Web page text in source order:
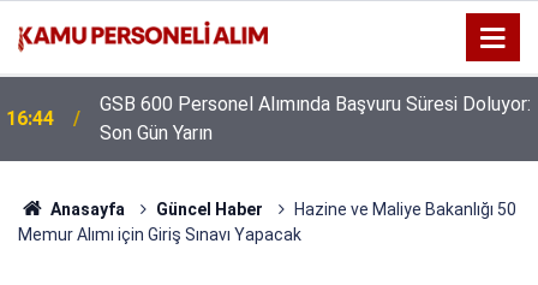
16:44
GSB 600 Personel Alımında Başvuru Süresi Doluyor:
Son Gün Yarın
Anasayfa Güncel Haber
Hazine ve Maliye Bakanlığı 50
Memur Alımı için Giriş Sınavı Yapacak